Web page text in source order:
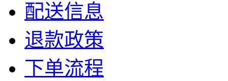
配送信息
退款政策
下单流程